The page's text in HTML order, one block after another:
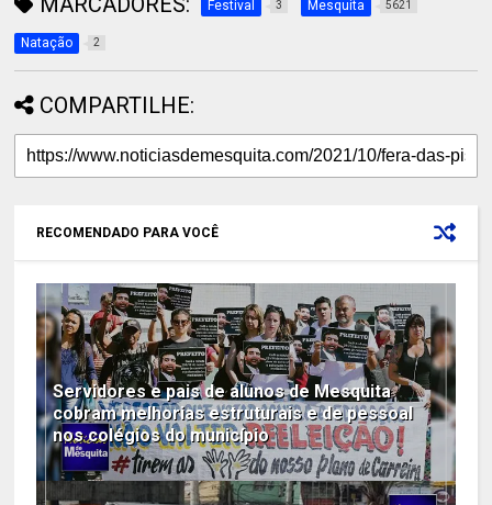
Festival 3 Mesquita 5621
Natação 2
COMPARTILHE:
RECOMENDADO PARA VOCÊ
Servidores e pais de alunos de Mesquita
cobram melhorias estruturais e de pessoal
nos colégios do município